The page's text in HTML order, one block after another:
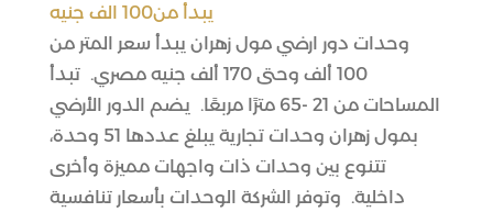
يبدأ من100 الف جنيه
وحدات دور ارضي مول زهران يبدأ سعر المتر من
100 ألف وحتى 170 ألف جنيه مصري. تبدأ
المساحات من 21 -65 مترًا مربعًا. يضم الدور الأرضي
بمول زهران وحدات تجارية يبلغ عددها 51 وحدة،
تتنوع بين وحدات ذات واجهات مميزة وأخرى
داخلية. وتوفر الشركة الوحدات بأسعار تنافسية